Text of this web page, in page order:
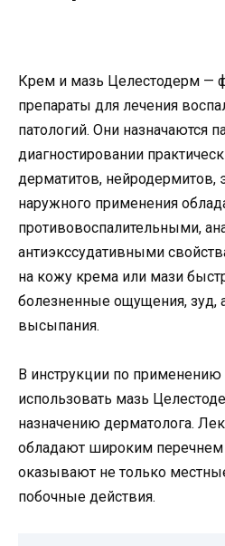
Крем и мазь Целестодерм —
препараты для лечения
патологий. Они назначаются
диагностировании
дерматитов, нейродермитов,
наружного применения
противовоспалительными,
антиэкссудативными
на кожу крема или мази
болезненные ощущения, зуд,
высыпания.
В инструкции по
использовать мазь
назначению дерматолога.
обладают широким перечнем
оказывают не только
побочные действия.